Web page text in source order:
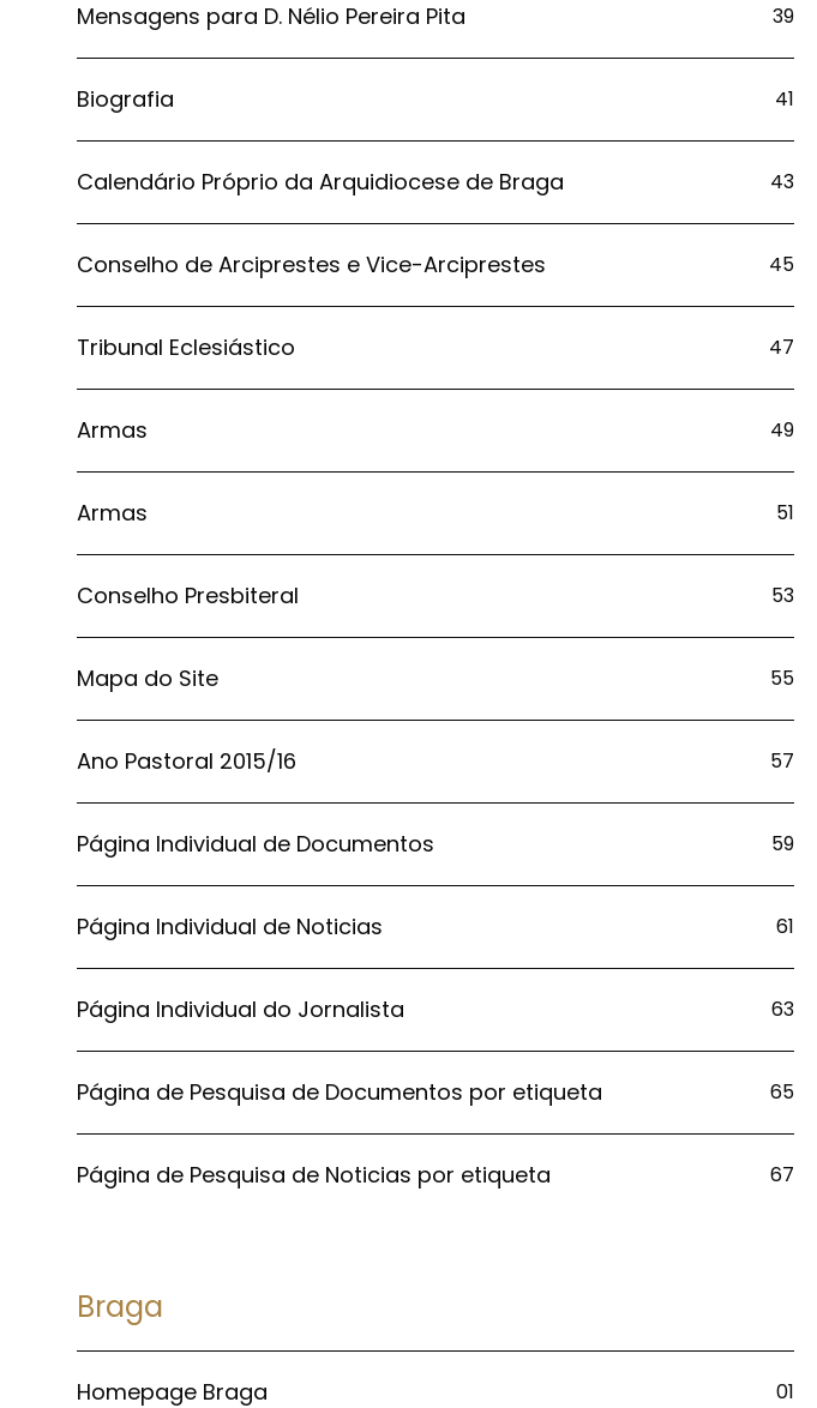
Mensagens para D. Nélio Pereira Pita 39
Biografia 41
Calendário Próprio da Arquidiocese de Braga 43
Conselho de Arciprestes e Vice-Arciprestes 45
Tribunal Eclesiástico 47
Armas 49
Armas 51
Conselho Presbiteral 53
Mapa do Site 55
Ano Pastoral 2015/16 57
Página Individual de Documentos 59
Página Individual de Noticias 61
Página Individual do Jornalista 63
Página de Pesquisa de Documentos por etiqueta 65
Página de Pesquisa de Noticias por etiqueta 67
Braga
Homepage Braga 01